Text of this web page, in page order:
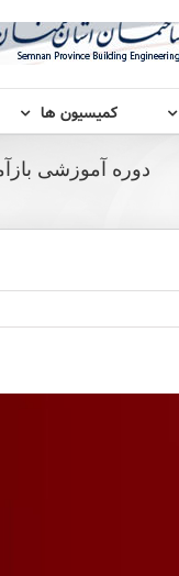
کمیسیون ها
دوره آموزشی